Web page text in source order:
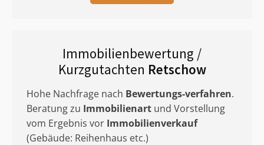
Immobilienbewertung /
Kurzgutachten Retschow
Hohe Nachfrage nach Bewertungs-verfahren.
Beratung zu Immobilienart und Vorstellung
vom Ergebnis vor Immobilienverkauf
(Gebäude: Reihenhaus etc.)